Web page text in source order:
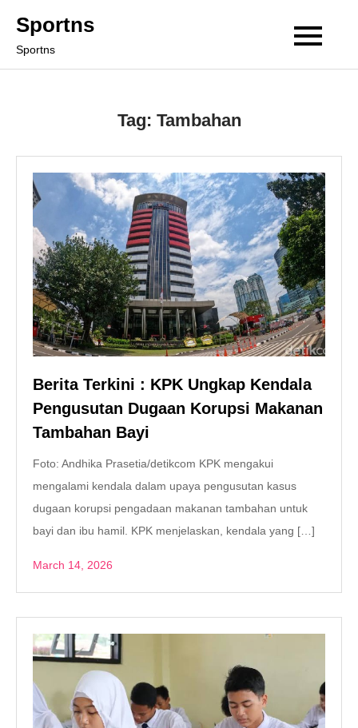
content
Sportns
Sportns
Tag: Tambahan
Berita Terkini : KPK Ungkap Kendala
Pengusutan Dugaan Korupsi Makanan
Tambahan Bayi
Foto: Andhika Prasetia/detikcom KPK mengakui
mengalami kendala dalam upaya pengusutan kasus
dugaan korupsi pengadaan makanan tambahan untuk
bayi dan ibu hamil. KPK menjelaskan, kendala yang […]
March 14, 2026